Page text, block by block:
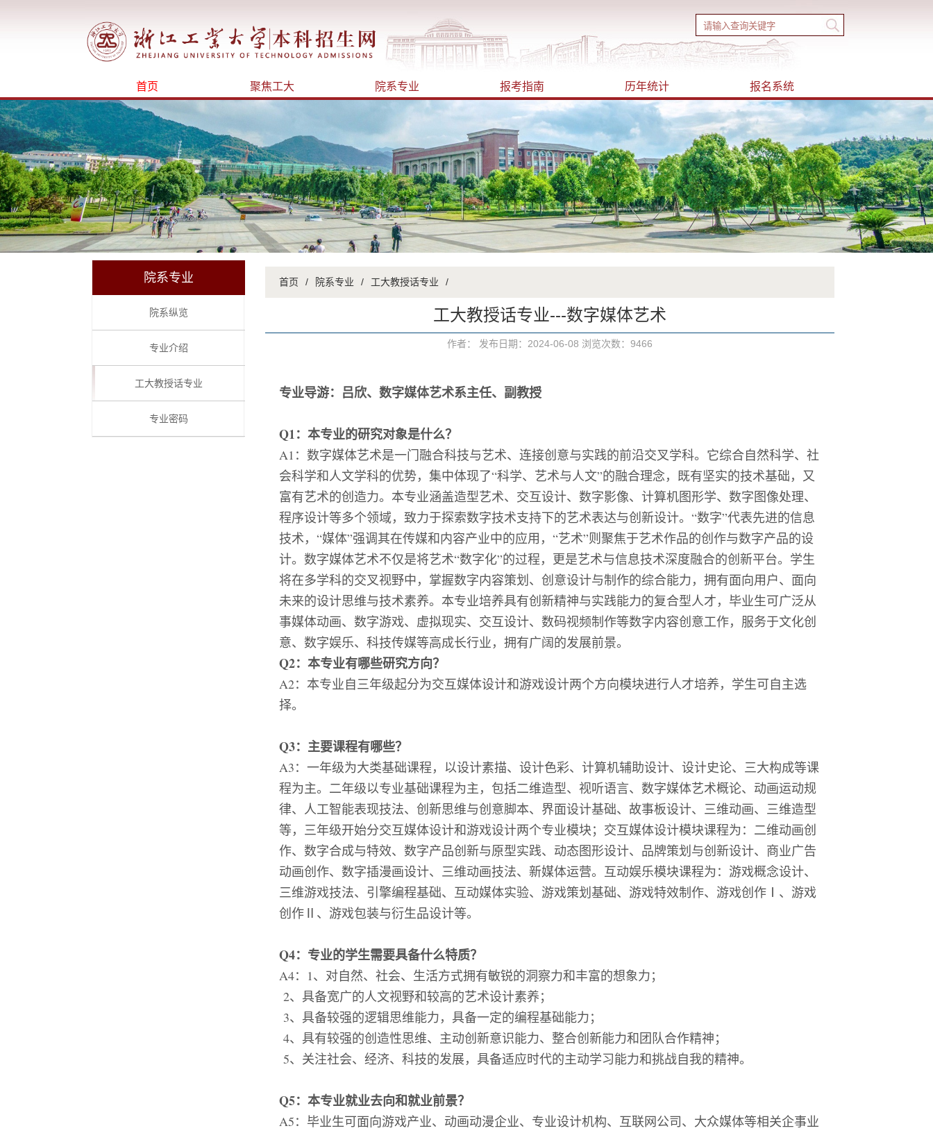
首页 聚焦工大 院系专业 报考指南 历年统计 报名系统
院系专业
院系纵览
专业介绍
工大教授话专业
专业密码
首页 / 院系专业 / 工大教授话专业 /
工大教授话专业---数字媒体艺术
作者： 发布日期：2024-06-08 浏览次数： 9466
专业导游：吕欣、 数字媒体艺术系主任、副教授
Q1：本专业的研究对象是什么？
A1 ： 数字媒体艺术是一门融合科技与艺术、连接创意与实践的前沿交叉学科。它综合自然科学、社
会科学和人文学科的优势，集中体现了“科学、艺术与人文”的融合理念，既有坚实的技术基础，又
富有艺术的创造力。本专业涵盖造型艺术、交互设计、数字影像、计算机图形学、数字图像处理、
程序设计等多个领域，致力于探索数字技术支持下的艺术表达与创新设计。“数字”代表先进的信息
技术，“媒体”强调其在传媒和内容产业中的应用，“艺术”则聚焦于艺术作品的创作与数字产品的设
计。数字媒体艺术不仅是将艺术“数字化”的过程，更是艺术与信息技术深度融合的创新平台。学生
将在多学科的交叉视野中，掌握数字内容策划、创意设计与制作的综合能力，拥有面向用户、面向
未来的设计思维与技术素养。本专业培养具有创新精神与实践能力的复合型人才，毕业生可广泛从
事媒体动画、数字游戏、虚拟现实、交互设计、数码视频制作等数字内容创意工作，服务于文化创
意、数字娱乐、科技传媒等高成长行业，拥有广阔的发展前景。
Q2：本专业有哪些研究方向？
A2：本专业自三年级起分为交互媒体设计和游戏设计两个方向模块进行人才培养，学生可自主选
择。
Q3：主要课程有哪些？
A3：一年级为大类基础课程，以设计素描、设计色彩、计算机辅助设计、设计史论、三大构成等课
程为主。二年级以专业基础课程为主，包括二维造型、视听语言、数字媒体艺术概论、动画运动规
律、 人工智能表现技法、创新思维与创意脚本、界面设计基础、故事板设计、三维动画、三维造型
等，三年级开始分交互媒体设计和游戏设计两个专业模块； 交互媒体设计模块课程为：二维动画创
作、数字合成与特效、 数字产品创新与原型实践、动态图形设计、品牌策划与创新设计、商业广告
动画创作、数字插漫画设计、三维动画技法、新媒体运营。互动娱乐模块课程为：游戏概念设计、
三维游戏技法、引擎编程基础、互动媒体实验、游戏策划基础、游戏特效制作、游戏创作 Ⅰ、游戏
创作Ⅱ、游戏包装与衍生品设计等。
Q4：专业的学生需要具备什么特质？
A4： 1、对自然、社会、生活方式拥有敏锐的洞察力和丰富的想象力；
2、具备宽广的人文视野和较高的艺术设计素养；
3、具备较强的逻辑思维能力，具备一定的编程基础能力；
4、具有较强的创造性思维、主动创新意识能力、整合创新能力和团队合作精神；
5、关注社会、经济、科技的发展，具备适应时代的主动学习能力和挑战自我的精神。
Q5：本专业就业去向和就业前景？
A5：毕业生可面向游戏产业、动画动漫企业、专业设计机构、互联网公司、大众媒体等相关企事业